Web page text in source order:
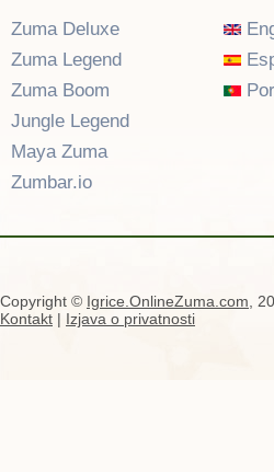
Zuma Deluxe
Zuma Legend
Zuma Boom
Jungle Legend
Maya Zuma
Zumbar.io
Copyright © Igrice.OnlineZuma.com ,
Kontakt | Izjava o privatnosti